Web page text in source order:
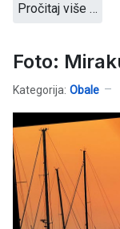
Pročitaj više …
Foto:
Kategorija: Obale